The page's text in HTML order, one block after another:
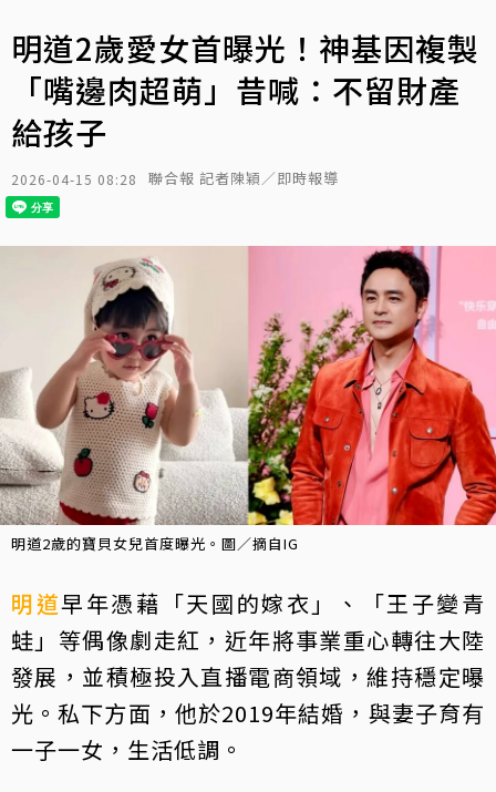
明道2歲愛女首曝光！神基因複製
「嘴邊肉超萌」昔喊：不留財產
給孩子
2026-04-15 08:28 聯合報 記者陳穎／即時報導
明道2歲的寶貝女兒首度曝光。圖／摘自IG
明道早年憑藉「天國的嫁衣」、「王子變青
蛙」等偶像劇走紅，近年將事業重心轉往大陸
發展，並積極投入直播電商領域，維持穩定曝
光。私下方面，他於2019年結婚，與妻子育有
一子一女，生活低調。